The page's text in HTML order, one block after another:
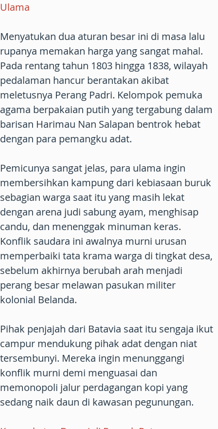
Ulama
Menyatukan dua aturan besar ini di masa lalu
rupanya memakan harga yang sangat mahal.
Pada rentang tahun 1803 hingga 1838, wilayah
pedalaman hancur berantakan akibat
meletusnya Perang Padri. Kelompok pemuka
agama berpakaian putih yang tergabung dalam
barisan Harimau Nan Salapan bentrok hebat
dengan para pemangku adat.
Pemicunya sangat jelas, para ulama ingin
membersihkan kampung dari kebiasaan buruk
sebagian warga saat itu yang masih lekat
dengan arena judi sabung ayam, menghisap
candu, dan menenggak minuman keras.
Konflik saudara ini awalnya murni urusan
memperbaiki tata krama warga di tingkat desa,
sebelum akhirnya berubah arah menjadi
perang besar melawan pasukan militer
kolonial Belanda.
Pihak penjajah dari Batavia saat itu sengaja ikut
campur mendukung pihak adat dengan niat
tersembunyi. Mereka ingin menunggangi
konflik murni demi menguasai dan
memonopoli jalur perdagangan kopi yang
sedang naik daun di kawasan pegunungan.